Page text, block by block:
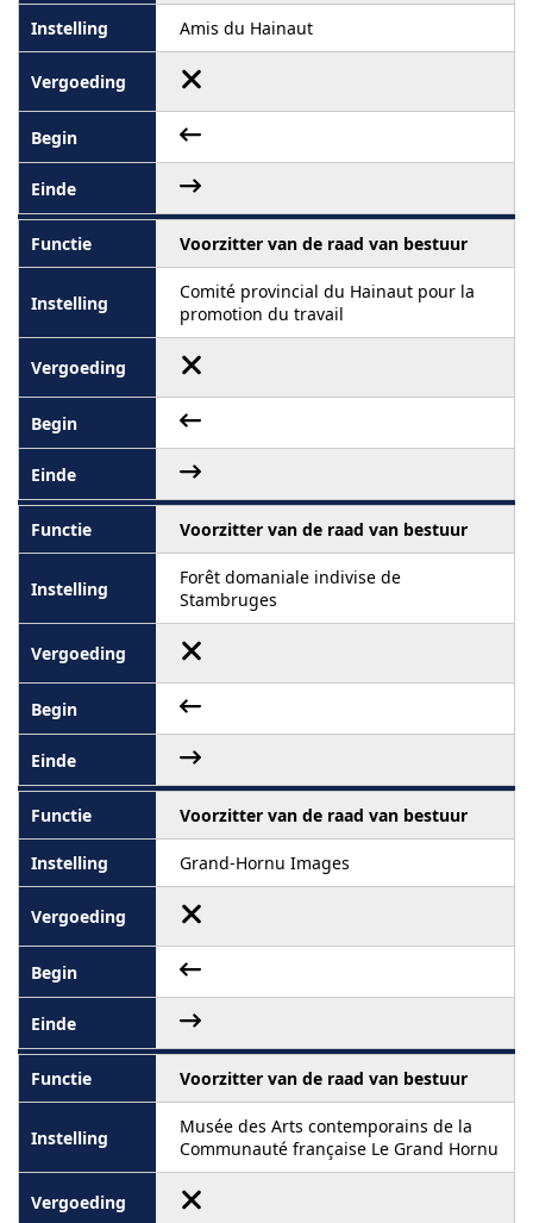
Amis du Hainaut
Voorzitter van de raad van bestuur
Comité provincial du Hainaut pour la
promotion du travail
Voorzitter van de raad van bestuur
Forêt domaniale indivise de
Stambruges
Voorzitter van de raad van bestuur
Grand-Hornu Images
Voorzitter van de raad van bestuur
Musée des Arts contemporains de la
Communauté française Le Grand Hornu